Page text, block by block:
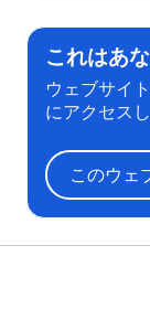
これはあ
ウェブサイ
にアクセス
このウェ